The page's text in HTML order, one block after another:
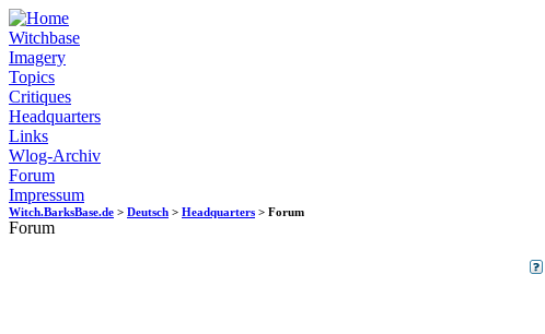
Witchbase
Imagery
Topics
Critiques
Headquarters
Links
Wlog-Archiv
Forum
Impressum
Witch.BarksBase.de > Deutsch > Headquarters > Forum
Forum